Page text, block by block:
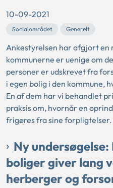
10-09-2021
Socialområdet Generelt
Ankestyrelsen har afgjort en
kommunerne er uenige om
personer er udskrevet fra
i egen bolig i den kommune,
En af dem har vi behandlet
praksis om, hvornår en
frigøres fra sine
Ny
boliger giver lang
herberger og